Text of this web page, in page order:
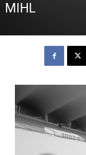
MIHL